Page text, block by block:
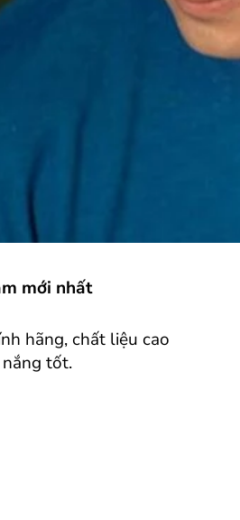
mới nhất
hãng, chất liệu cao
tốt.